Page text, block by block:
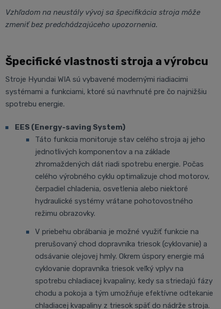
Vzhľadom na neustály vývoj sa špecifikácia stroja môže
zmeniť bez predchádzajúceho upozornenia.
Špecifické vlastnosti stroja a výrobcu
Stroje Hyundai WIA sú vybavené modernými riadiacimi
systémami a funkciami, ktoré sú navrhnuté pre čo najnižšiu
spotrebu energie.
EES (Energy-saving System)
Táto funkcia monitoruje stav celého stroja aj jeho
jednotlivých komponentov a na základe
zhromaždených dát riadi spotrebu energie. Počas
celého výrobného cyklu optimalizuje chod motorov,
čerpadiel chladenia, osvetlenia alebo niektoré
hydraulické systémy vrátane pohotovostného
režimu obrazovky.
V priebehu obrábania je možné využiť funkcie na
prerušovaný chod dopravníka triesok (cyklovanie) a
odsávanie olejovej hmly. Okrem úspory energie má
cyklovanie dopravníka triesok veľký vplyv na
spotrebu chladiacej kvapaliny, kedy sa striedajú fázy
chodu a pokoja a tým umožňuje efektívne odtekanie
chladiacej kvapaliny z triesok späť do nádrže stroja.